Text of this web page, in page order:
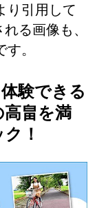
り引用して
る画像も、
。
験できる
畠を満
！